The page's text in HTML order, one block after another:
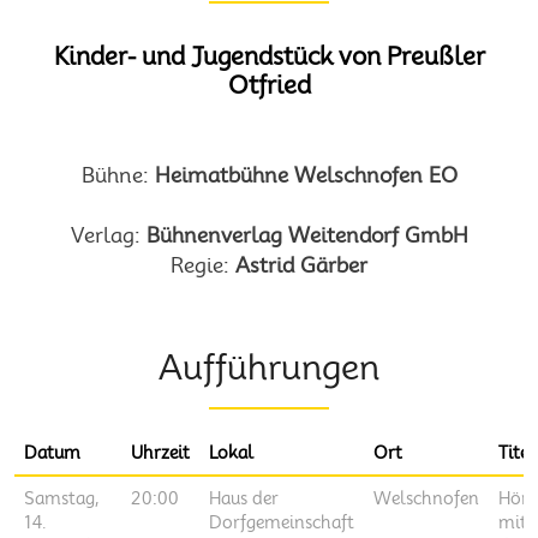
Kinder- und Jugendstück von Preußler
Otfried
Bühne: Heimatbühne Welschnofen EO
Verlag: Bühnenverlag Weitendorf GmbH
Regie: Astrid Gärber
Aufführungen
Datum Uhrzeit Lokal Ort Titel
Samstag,
14.
20:00
Haus der
Dorfgemeinschaft
Welschnofen
mit